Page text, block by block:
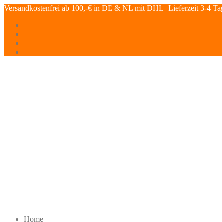
Versandkostenfrei ab 100,-€ in DE & NL mit DHL | Lieferzeit 3-4
Home